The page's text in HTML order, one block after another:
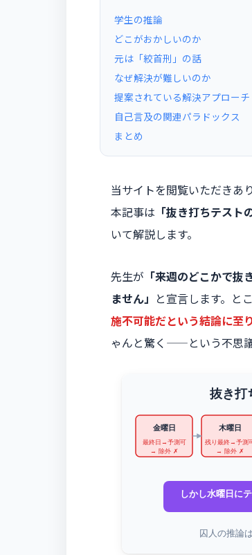
学生の推論
どこがおかしいのか
元は「絞首刑」の話
なぜ解決が難しいのか
提案されている解決アプローチ
自己言及の関連パラドックス
まとめ
当サイトを閲覧いただきあ
本記事は 「抜き打ちテス
いて解説します。
先生が 「来週のどこかで
ません」 と宣言します。と
施不可能だという結論に至
ゃんと驚く——という不思議